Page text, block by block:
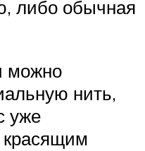
либо обычная
можно
нить,
уже